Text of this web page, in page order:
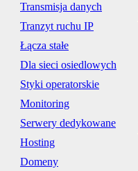
Transmisja danych
Tranzyt ruchu IP
Łącza stałe
Dla sieci osiedlowych
Styki operatorskie
Monitoring
Serwery dedykowane
Hosting
Domeny